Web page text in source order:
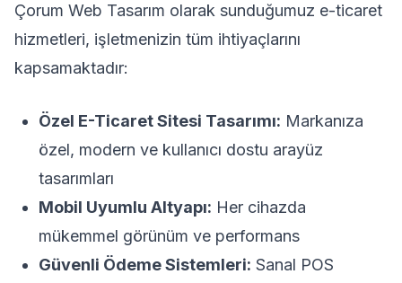
Çorum Web Tasarım olarak sunduğumuz e-ticaret
hizmetleri, işletmenizin tüm ihtiyaçlarını
kapsamaktadır:
Özel E-Ticaret Sitesi Tasarımı: Markanıza
özel, modern ve kullanıcı dostu arayüz
tasarımları
Mobil Uyumlu Altyapı: Her cihazda
mükemmel görünüm ve performans
Güvenli Ödeme Sistemleri: Sanal POS